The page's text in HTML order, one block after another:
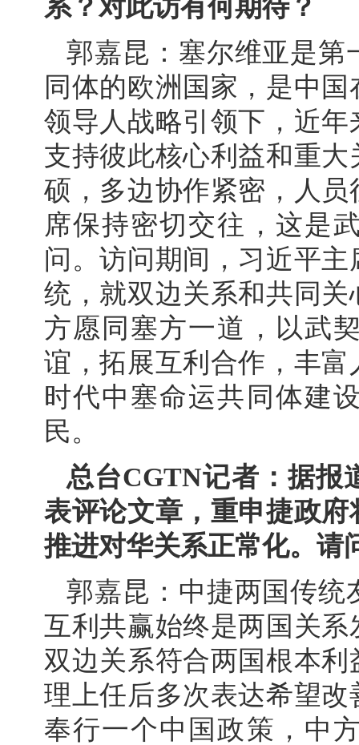
系？对此访有何期待？
郭嘉昆：塞尔维亚是第
同体的欧洲国家，是中
领导人战略引领下，近
支持彼此核心利益和重
硕，多边协作紧密，人
席保持密切交往，这是
问。访问期间，习近平
统，就双边关系和共同
方愿同塞方一道，以武
谊，拓展互利合作，丰
时代中塞命运共同体建
民。
总台CGTN记者：据报
表评论文章，重申捷政
推进对华关系正常化。请
郭嘉昆：中捷两国传统
互利共赢始终是两国关
双边关系符合两国根本
理上任后多次表达希望
奉行一个中国政策，中